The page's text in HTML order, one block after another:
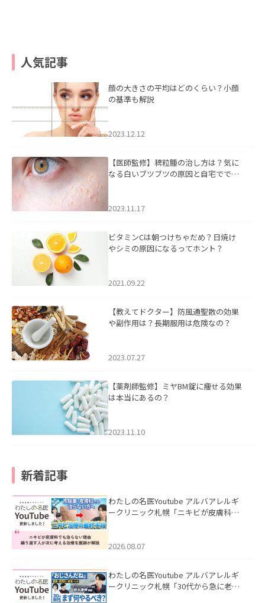
人気記事
顔の大きさの平均はどのくらい？小顔
の基準も解説
2023.12.12
【医師監修】稗粒腫の治し方は？気に
なる白いブツブツの原因と自宅ででき
2023.11.17
ビタミンCは朝つけちゃだめ？日焼け
やシミの原因になるってホント？
2021.09.22
【教えてドクター】防風通聖散の効果
や副作用は？長期服用は危険なの？
2023.07.27
【薬剤師監修】ミヤBM錠に痩せる効果
は本当にあるの？
2023.11.10
新着記事
わたしの名医Youtube アルバアレルギ
ークリニック札幌「ニキビが皮膚科で
ました。
2026.08.07
わたしの名医Youtube アルバアレルギ
ークリニック札幌「30代から急に老け